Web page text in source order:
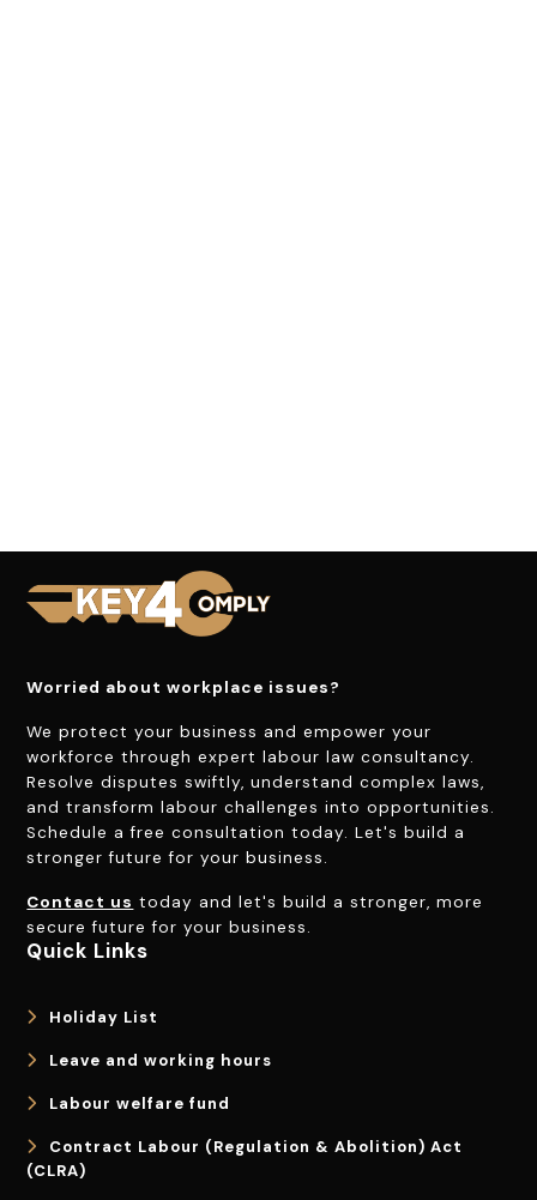
Worried about workplace issues?
We protect your business and empower your
workforce through expert labour law consultancy.
Resolve disputes swiftly, understand complex laws,
and transform labour challenges into opportunities.
Schedule a free consultation today. Let's build a
stronger future for your business.
Contact us today and let's build a stronger, more
secure future for your business.
Quick Links
Holiday List
Leave and working hours
Labour welfare fund
Contract Labour (Regulation & Abolition) Act
(CLRA)